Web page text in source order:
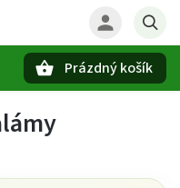
Prázdný košík